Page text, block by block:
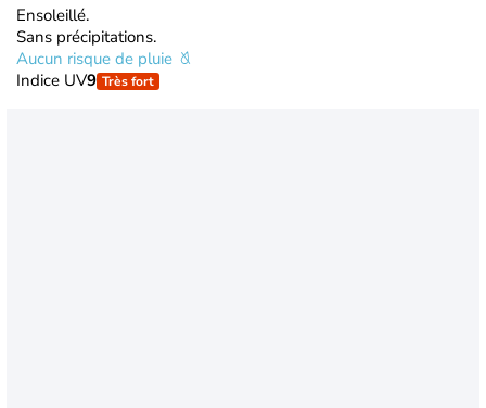
Ensoleillé.
Sans précipitations.
Aucun risque de pluie
Indice UV9 Très fort